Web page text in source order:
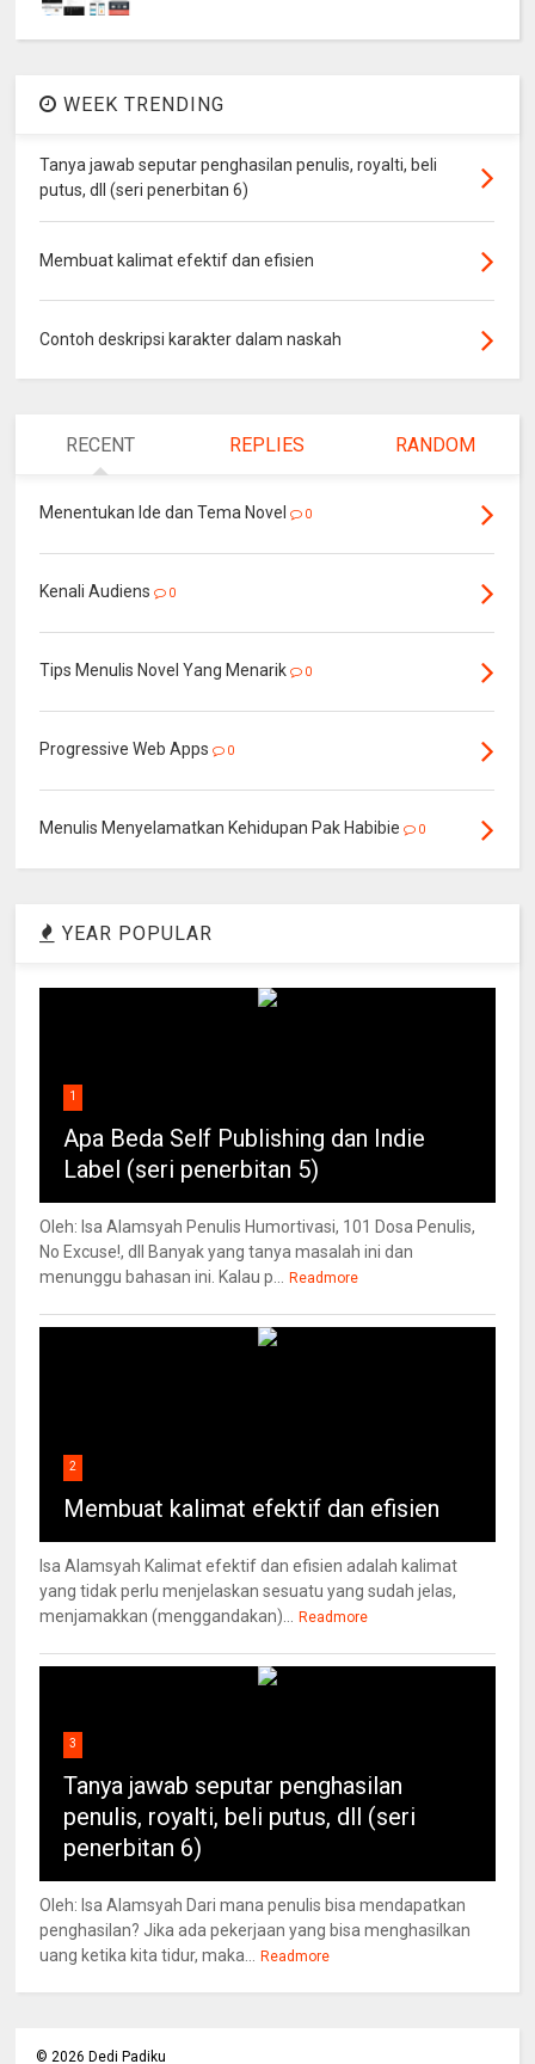
WEEK TRENDING
Tanya jawab seputar penghasilan penulis, royalti, beli
putus, dll (seri penerbitan 6)
Membuat kalimat efektif dan efisien
Contoh deskripsi karakter dalam naskah
RECENT REPLIES RANDOM
Menentukan Ide dan Tema Novel 0
Kenali Audiens 0
Tips Menulis Novel Yang Menarik 0
Progressive Web Apps 0
Menulis Menyelamatkan Kehidupan Pak Habibie 0
YEAR POPULAR
1
Apa Beda Self Publishing dan Indie
Label (seri penerbitan 5)
Oleh: Isa Alamsyah Penulis Humortivasi, 101 Dosa Penulis,
No Excuse!, dll Banyak yang tanya masalah ini dan
menunggu bahasan ini. Kalau p... Readmore
2
Membuat kalimat efektif dan efisien
Isa Alamsyah Kalimat efektif dan efisien adalah kalimat
yang tidak perlu menjelaskan sesuatu yang sudah jelas,
menjamakkan (menggandakan)... Readmore
3
Tanya jawab seputar penghasilan
penulis, royalti, beli putus, dll (seri
penerbitan 6)
Oleh: Isa Alamsyah Dari mana penulis bisa mendapatkan
penghasilan? Jika ada pekerjaan yang bisa menghasilkan
uang ketika kita tidur, maka... Readmore
©2026 Dedi Padiku